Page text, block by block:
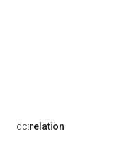
dc:relation